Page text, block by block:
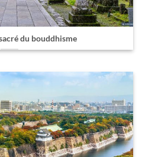
du bouddhisme